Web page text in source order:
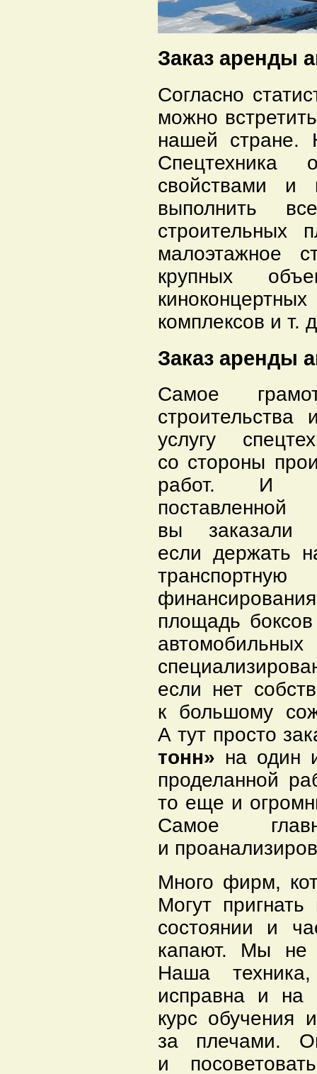
Заказ аренды
Согласно
можно
нашей стране.
Спецтехника
свойствами и
выполнить
строительных
малоэтажное
крупных
комплексов и т.
Заказ аренды
Самое
строительства
услугу
со стороны
работ. И
вы заказали
если держать
площадь
если нет
к большому
А тут просто
тонн» на один
проделанной
то еще и
Самое
и
Много фирм,
Могут
состоянии и
капают. Мы не
Наша
исправна и на
курс обучения
за плечами.
и